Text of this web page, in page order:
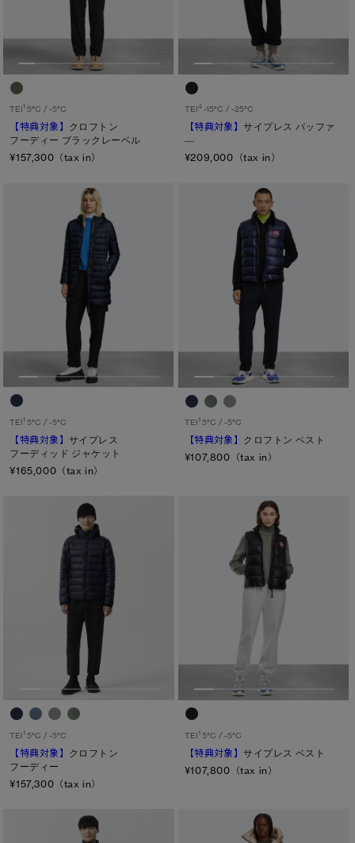
TEI1 5°C / -5°C
【特典対象】 クロフトン
フーディー ブラックレーベル
¥157,300（tax in）
TEI4-15°C / -25°C
【特典対象】サイプレス パッファ
―
¥209,000（tax in）
TEI1 5°C / -5°C
【特典対象】サイプレス
フーディッド ジャケット
¥165,000（tax in）
TEI15°C / -5°C
【特典対象】 クロフトン ベスト
¥107,800（tax in）
TEI1 5°C / -5°C
【特典対象】 クロフトン
フーディー
¥157,300（tax in）
TEI15°C / -5°C
【特典対象】サイプレス ベスト
¥107,800（tax in）